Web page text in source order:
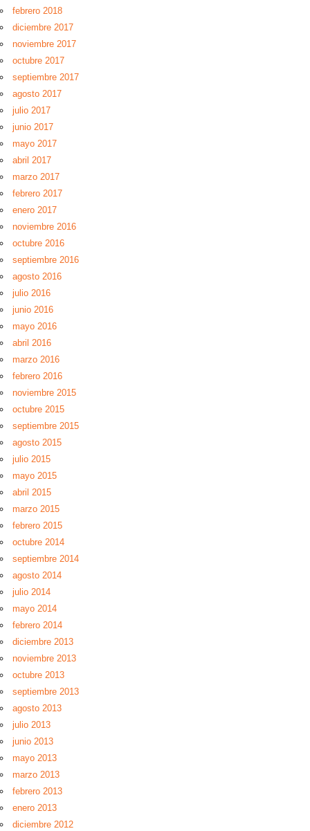
febrero 2018
diciembre 2017
noviembre 2017
octubre 2017
septiembre 2017
agosto 2017
julio 2017
junio 2017
mayo 2017
abril 2017
marzo 2017
febrero 2017
enero 2017
noviembre 2016
octubre 2016
septiembre 2016
agosto 2016
julio 2016
junio 2016
mayo 2016
abril 2016
marzo 2016
febrero 2016
noviembre 2015
octubre 2015
septiembre 2015
agosto 2015
julio 2015
mayo 2015
abril 2015
marzo 2015
febrero 2015
octubre 2014
septiembre 2014
agosto 2014
julio 2014
mayo 2014
febrero 2014
diciembre 2013
noviembre 2013
octubre 2013
septiembre 2013
agosto 2013
julio 2013
junio 2013
mayo 2013
marzo 2013
febrero 2013
enero 2013
diciembre 2012